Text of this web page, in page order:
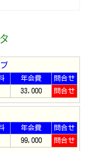
年会費
問合せ
33,000 問合せ
年会費
問合せ
99,000 問合せ